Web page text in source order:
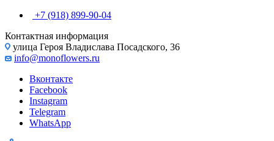
+7 (918) 899-90-04
Контактная информация
улица Героя Владислава Посадского, 36
info@monoflowers.ru
Вконтакте
Facebook
Instagram
Telegram
WhatsApp